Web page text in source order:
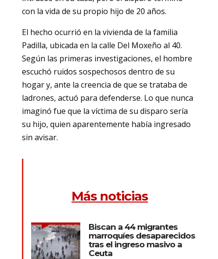
con la vida de su propio hijo de 20 años.
El hecho ocurrió en la vivienda de la familia
Padilla, ubicada en la calle Del Moxeño al 40.
Según las primeras investigaciones, el hombre
escuchó ruidos sospechosos dentro de su
hogar y, ante la creencia de que se trataba de
ladrones, actuó para defenderse. Lo que nunca
imaginó fue que la víctima de su disparo sería
su hijo, quien aparentemente había ingresado
sin avisar.
Más noticias
Biscan a 44 migrantes
marroquíes desaparecidos
tras el ingreso masivo a
Ceuta